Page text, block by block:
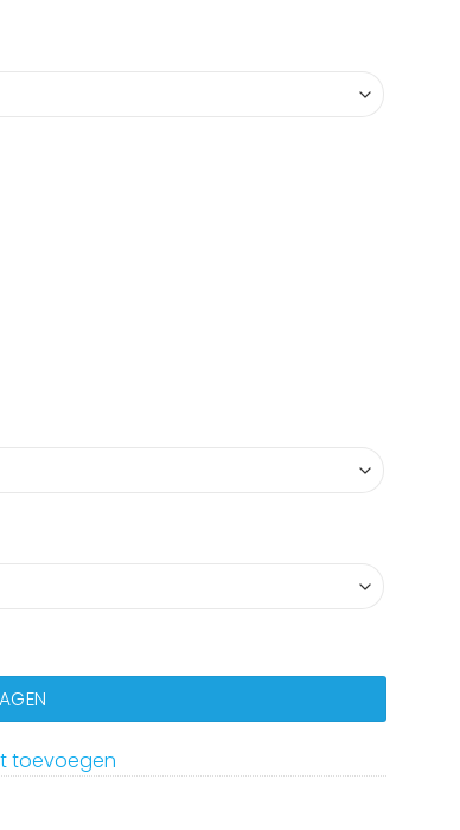
toevoegen